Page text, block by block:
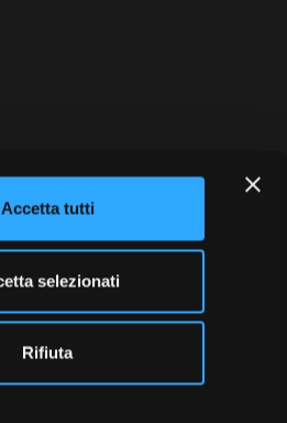
Accetta tutti
selezionati
Rifiuta